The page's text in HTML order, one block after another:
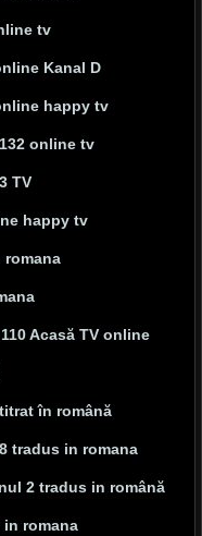
tv
Kanal D
happy tv
online tv
TV
happy tv
Acasă TV online
în română
tradus in romana
2 tradus in română
romana